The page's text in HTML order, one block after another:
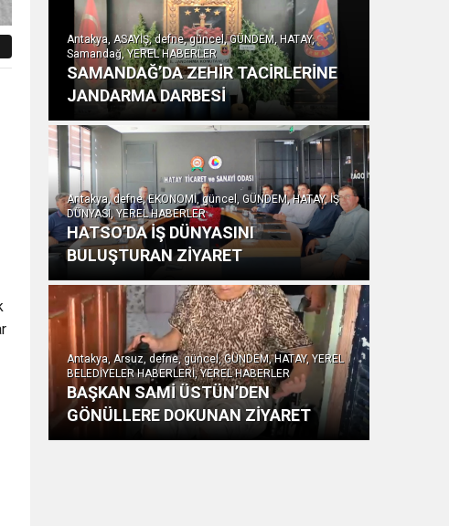
Antakya, ASAYİŞ, defne, güncel, GÜNDEM, HATAY,
Samandağ, YEREL HABERLER
SAMANDAĞ’DA ZEHİR TACİRLERİNE
JANDARMA DARBESİ
Antakya, defne, EKONOMİ, güncel, GÜNDEM, HATAY, İŞ
DÜNYASI, YEREL HABERLER
HATSO’DA İŞ DÜNYASINI
BULUŞTURAN ZİYARET
Antakya, Arsuz, defne, güncel, GÜNDEM, HATAY, YEREL
BELEDİYELER HABERLERİ, YEREL HABERLER
BAŞKAN SAMİ ÜSTÜN’DEN
GÖNÜLLERE DOKUNAN ZİYARET